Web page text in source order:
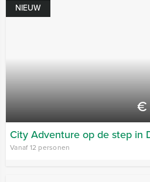
NIEUW
€
City Adventure op de step in
Vanaf 12 personen